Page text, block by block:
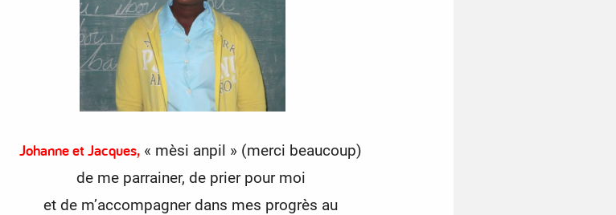
Johanne et Jacques, « mèsi anpil » (merci beaucoup)
de me parrainer, de prier pour moi
et de m’accompagner dans mes progrès au